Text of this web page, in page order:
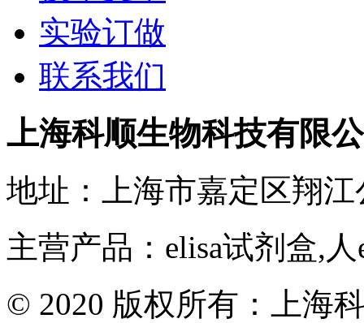
实验订做
联系我们
上海科顺生物科技有限
地址：上海市嘉定区翔江
主营产品：elisa试剂盒,
© 2020 版权所有：上海